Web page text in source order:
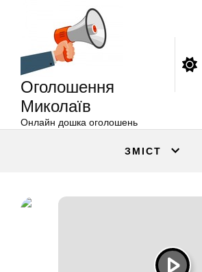
Оголошення
Миколаїв
Онлайн дошка оголошень
ЗМІСТ